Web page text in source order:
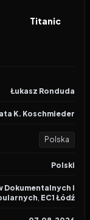
FILM
Titanic
Łukasz Ronduda
K. Koschmieder
Polska
Polski
Dokumentalnych i
, EC1 Łódź